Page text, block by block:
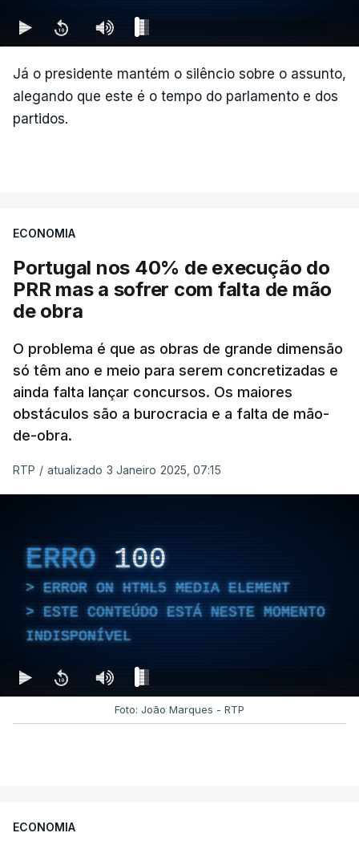
Já o presidente mantém o silêncio sobre o assunto,
alegando que este é o tempo do parlamento e dos
partidos.
ECONOMIA
Portugal nos 40% de execução do
PRR mas a sofrer com falta de mão
de obra
O problema é que as obras de grande dimensão
só têm ano e meio para serem concretizadas e
ainda falta lançar concursos. Os maiores
obstáculos são a burocracia e a falta de mão-
de-obra.
RTP / atualizado 3 Janeiro 2025, 07:15
ERRO 100
ERROR ON HTML5 MEDIA ELEMENT
ESTE CONTEÚDO ESTÁ NESTE MOMENTO
INDISPONÍVEL
Foto: João Marques - RTP
ECONOMIA